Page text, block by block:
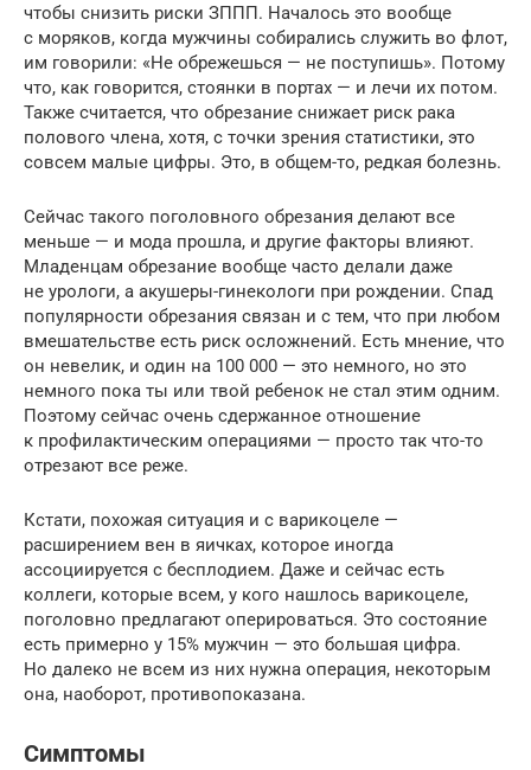
чтобы снизить риски ЗППП. Началось это вообще
с моряков, когда мужчины собирались служить во флот,
им говорили: «Не обрежешься — не поступишь». Потому
что, как говорится, стоянки в портах — и лечи их потом.
Также считается, что обрезание снижает риск рака
полового члена, хотя, с точки зрения статистики, это
совсем малые цифры. Это, в общем-то, редкая болезнь.
Сейчас такого поголовного обрезания делают все
меньше — и мода прошла, и другие факторы влияют.
Младенцам обрезание вообще часто делали даже
не урологи, а акушеры-гинекологи при рождении. Спад
популярности обрезания связан и с тем, что при любом
вмешательстве есть риск осложнений. Есть мнение, что
он невелик, и один на 100 000 — это немного, но это
немного пока ты или твой ребенок не стал этим одним.
Поэтому сейчас очень сдержанное отношение
к профилактическим операциями — просто так что-то
отрезают все реже.
Кстати, похожая ситуация и с варикоцеле —
расширением вен в яичках, которое иногда
ассоциируется с бесплодием. Даже и сейчас есть
коллеги, которые всем, у кого нашлось варикоцеле,
поголовно предлагают оперироваться. Это состояние
есть примерно у 15% мужчин — это большая цифра.
Но далеко не всем из них нужна операция, некоторым
она, наоборот, противопоказана.
Симптомы